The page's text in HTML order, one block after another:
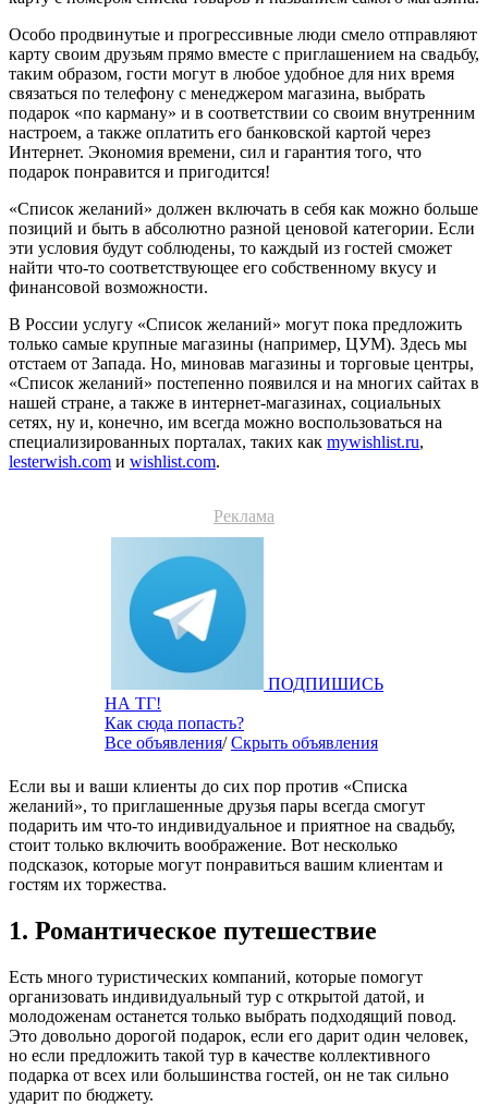
Особо продвинутые и прогрессивные люди смело отправляют
карту своим друзьям прямо вместе с приглашением на свадьбу,
таким образом, гости могут в любое удобное для них время
связаться по телефону с менеджером магазина, выбрать
подарок «по карману» и в соответствии со своим внутренним
настроем, а также оплатить его банковской картой через
Интернет. Экономия времени, сил и гарантия того, что
подарок понравится и пригодится!
«Список желаний» должен включать в себя как можно больше
позиций и быть в абсолютно разной ценовой категории. Если
эти условия будут соблюдены, то каждый из гостей сможет
найти что-то соответствующее его собственному вкусу и
финансовой возможности.
В России услугу «Список желаний» могут пока предложить
только самые крупные магазины (например, ЦУМ). Здесь мы
отстаем от Запада. Но, миновав магазины и торговые центры,
«Список желаний» постепенно появился и на многих сайтах в
нашей стране, а также в интернет-магазинах, социальных
сетях, ну и, конечно, им всегда можно воспользоваться на
специализированных порталах, таких как mywishlist.ru,
lesterwish.com и wishlist.com.
Реклама
ПОДПИШИСЬ
НА ТГ!
Как сюда попасть?
Все объявления/Скрыть объявления
Если вы и ваши клиенты до сих пор против «Списка
желаний», то приглашенные друзья пары всегда смогут
подарить им что-то индивидуальное и приятное на свадьбу,
стоит только включить воображение. Вот несколько
подсказок, которые могут понравиться вашим клиентам и
гостям их торжества.
1. Романтическое путешествие
Есть много туристических компаний, которые помогут
организовать индивидуальный тур с открытой датой, и
молодоженам останется только выбрать подходящий повод.
Это довольно дорогой подарок, если его дарит один человек,
но если предложить такой тур в качестве коллективного
подарка от всех или большинства гостей, он не так сильно
ударит по бюджету.